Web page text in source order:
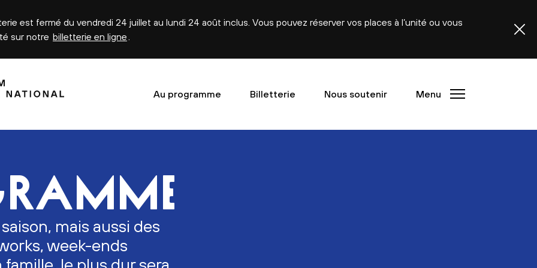
est fermé du vendredi 24 juillet au lundi 24 août inclus. Vous pouvez réserver vos places à l’unité ou vous
sur notre billetterie en ligne
Au programme Billetterie Nous soutenir Menu
mais aussi des
week-ends